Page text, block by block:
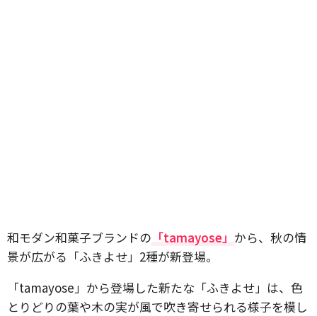
和モダン和菓子ブランドの 「tamayose」 から、秋の情
景が広がる「ふきよせ」2種が新登場。
「tamayose」から登場した新たな「ふきよせ」は、色
とりどりの葉や木の実が風で吹き寄せられる様子を模し